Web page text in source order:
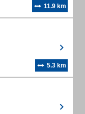
11.9 km
5.3 km